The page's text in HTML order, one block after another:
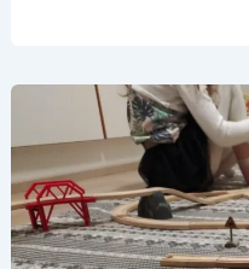
e
b
o
o
k
s
A
p
p